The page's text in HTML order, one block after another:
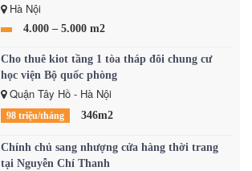
Hà Nội
4.000 – 5.000 m2
Cho thuê kiot tầng 1 tòa tháp đôi chung cư
học viện Bộ quốc phòng
Quận Tây Hồ - Hà Nội
98 triệu/tháng 346m2
Chính chủ sang nhượng cửa hàng thời trang
tại Nguyễn Chí Thanh